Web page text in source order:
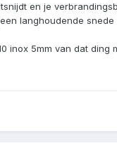
en je
langhoudende snede
inox 5mm van dat ding